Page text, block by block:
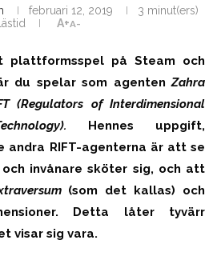
februari 12, 2019
3 minut(ers)
lästid
A+A-
plattformsspel på Steam och
du spelar som agentenZahra
(Regulators of Interdimensional
Hennes uppgift,
andra RIFT-agenterna är att se
invånare sköter sig, och att
(som det kallas) och
Detta låter tyvärr
visar sig vara.